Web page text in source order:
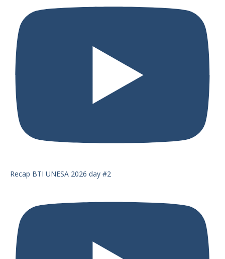
Recap BTI UNESA 2026 day #2